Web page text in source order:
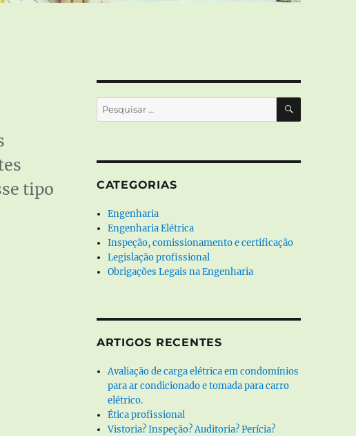
tipo
Pesquisar
por:
CATEGORIAS
Engenharia
Engenharia Elétrica
Inspeção, comissionamento e certificação
Legislação profissional
Obrigações Legais na Engenharia
ARTIGOS RECENTES
Avaliação de carga elétrica em condomínios
para ar condicionado e tomada para carro
elétrico.
Ética profissional
Vistoria? Inspeção? Auditoria? Perícia?